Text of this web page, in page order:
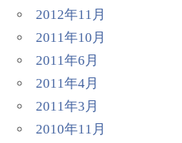
2012年11月
2011年10月
2011年6月
2011年4月
2011年3月
2010年11月